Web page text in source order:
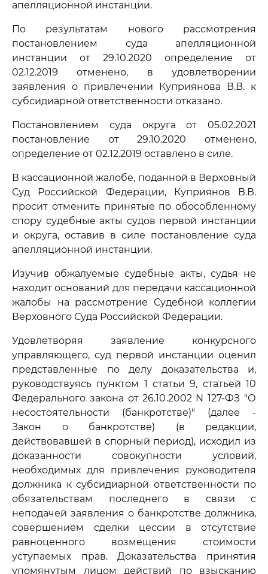
апелляционной инстанции.
По результатам нового рассмотрения
постановлением суда апелляционной
инстанции от 29.10.2020 определение от
02.12.2019 отменено, в удовлетворении
заявления о привлечении Куприянова В.В. к
субсидиарной ответственности отказано.
Постановлением суда округа от 05.02.2021
постановление от 29.10.2020 отменено,
определение от 02.12.2019 оставлено в силе.
В кассационной жалобе, поданной в Верховный
Суд Российской Федерации, Куприянов В.В.
просит отменить принятые по обособленному
спору судебные акты судов первой инстанции
и округа, оставив в силе постановление суда
апелляционной инстанции.
Изучив обжалуемые судебные акты, судья не
находит оснований для передачи кассационной
жалобы на рассмотрение Судебной коллегии
Верховного Суда Российской Федерации.
Удовлетворяя заявление конкурсного
управляющего, суд первой инстанции оценил
представленные по делу доказательства и,
руководствуясь пунктом 1 статьи 9, статьей 10
Федерального закона от 26.10.2002 N 127-ФЗ "О
несостоятельности (банкротстве)" (далее -
Закон о банкротстве) (в редакции,
действовавшей в спорный период), исходил из
доказанности совокупности условий,
необходимых для привлечения руководителя
должника к субсидиарной ответственности по
обязательствам последнего в связи с
неподачей заявления о банкротстве должника,
совершением сделки цессии в отсутствие
равноценного возмещения стоимости
уступаемых прав. Доказательства принятия
упомянутым лицом действий по взысканию